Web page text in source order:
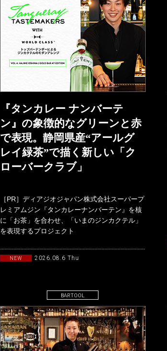
『タンカレー ナンバーテ
ン』の象徴的なグリーンと赤
で表現。静岡県産“アールグ
レイ緑茶”で描く新しい「ク
ローバークラブ」
［PR］ディアジオジャパン株式会社スーパープ
レミアムジン『タンカレーナンバーテン』を核
に「お茶」を合わせ、「いまのジンカクテル」
を表現するプロジェクト
NEW 2026.08.6 Thu
BARTOOL